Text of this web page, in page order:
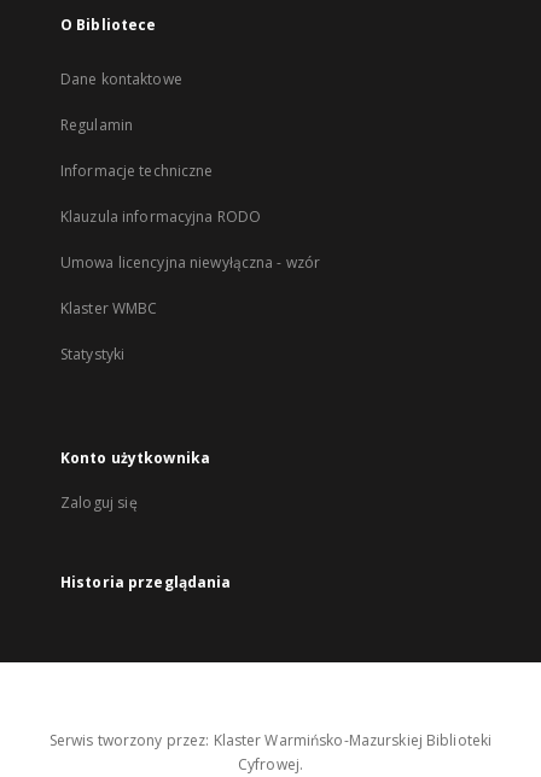
O Bibliotece
Dane kontaktowe
Regulamin
Informacje techniczne
Klauzula informacyjna RODO
Umowa licencyjna niewyłączna - wzór
Klaster WMBC
Statystyki
Konto użytkownika
Zaloguj się
Historia przeglądania
Serwis tworzony przez: Klaster Warmińsko-Mazurskiej Biblioteki
Cyfrowej.